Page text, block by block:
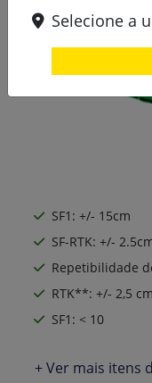
SF1: +/- 15cm
SF-RTK: +/-
Repetibilidade
RTK**: +/- 2,5
SF1: < 10
+ Ver mais itens
Selecione a